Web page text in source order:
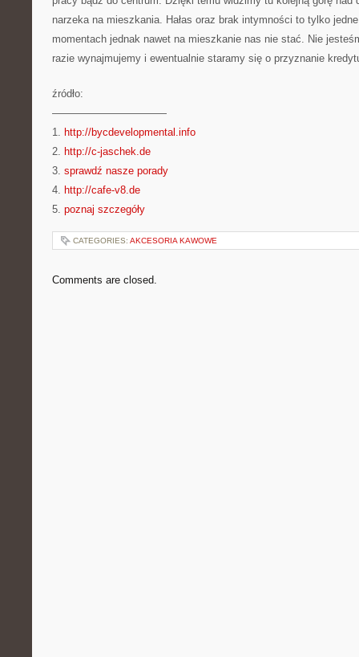
narzeka na mieszkania. Hałas oraz brak intymności to tylko
momentach jednak nawet na mieszkanie nas nie stać. Nie
razie wynajmujemy i ewentualnie staramy się o przyznanie
źródło:
———————————
1. http://bycdevelopmental.info
2. http://c-jaschek.de
3. sprawdź nasze porady
4. http://cafe-v8.de
5. poznaj szczegóły
CATEGORIES: AKCESORIA KAWOWE
Comments are closed.